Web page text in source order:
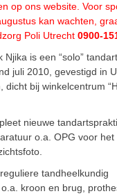
op ons website. Voor
kan wachten,
Poli Utrecht 0900-
Njika is een “solo”
juli 2010, gevestigd in
dicht bij winkelcentrum
nieuwe
o.a. OPG voor het
tandheelkundig
kroon en brug,